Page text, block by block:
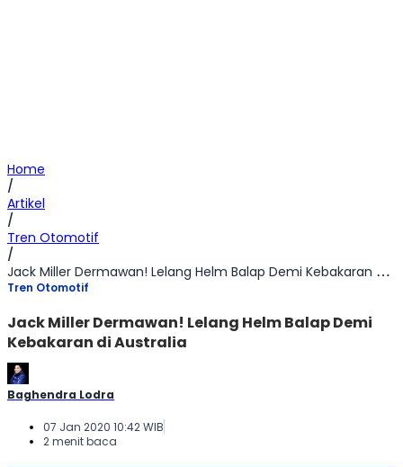
Home
/
Artikel
/
Tren Otomotif
/
Jack Miller Dermawan! Lelang Helm Balap Demi Kebakaran di Australia
Tren Otomotif
Jack Miller Dermawan! Lelang Helm Balap Demi
Kebakaran di Australia
Baghendra Lodra
07 Jan 2020 10:42 WIB
2 menit baca